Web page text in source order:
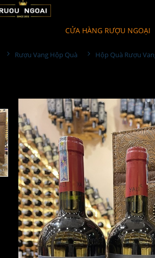
CỬA HÀNG RƯỢU NGOẠI
Rượu Vang Hộp Quà